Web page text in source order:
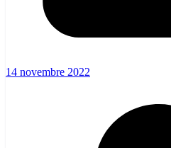
14 novembre 2022